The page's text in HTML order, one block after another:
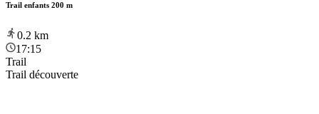
Trail enfants 200 m
0.2 km
17:15
Trail
Trail découverte